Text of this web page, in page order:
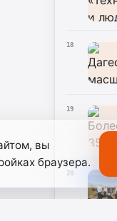
18
19
20
вы
браузера.